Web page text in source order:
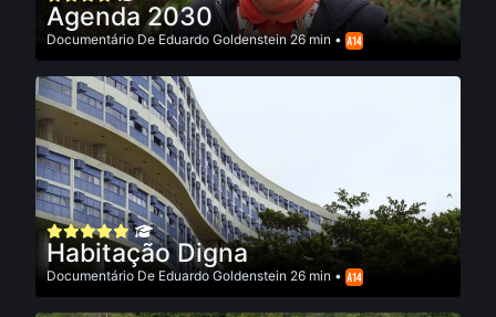
Agenda 2030
Documentário De Eduardo Goldenstein26 min •
Habitação Digna
Documentário De Eduardo Goldenstein 26 min •